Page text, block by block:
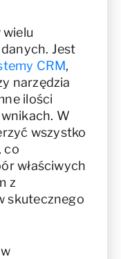
Jest
CRM,
narzędzia
ilości
W
wszystko
co
właściwych
z
skutecznego